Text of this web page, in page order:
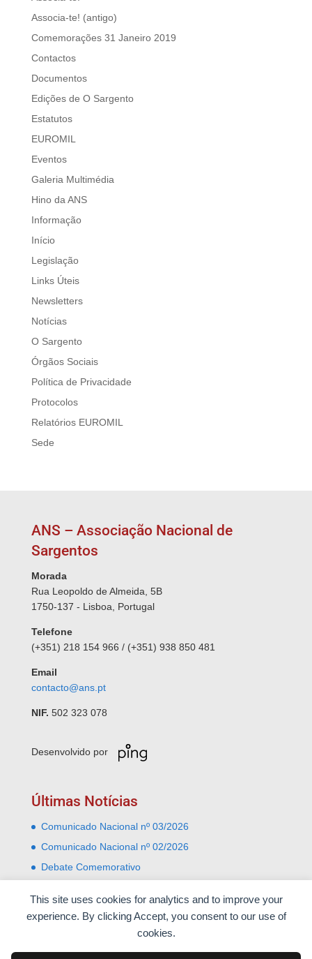
This site uses cookies for analytics and to improve your
experience. By clicking Accept, you consent to our use of
cookies.
Associa-te! (antigo)
Comemorações 31 Janeiro 2019
Contactos
Documentos
Edições de O Sargento
Estatutos
EUROMIL
Eventos
Galeria Multimédia
Hino da ANS
Informação
Início
Legislação
Links Úteis
Newsletters
Notícias
O Sargento
Órgãos Sociais
Política de Privacidade
Protocolos
Relatórios EUROMIL
Sede
ANS – Associação Nacional de
Sargentos
Morada
Rua Leopoldo de Almeida, 5B
1750-137 - Lisboa, Portugal
Telefone
(+351) 218 154 966 / (+351) 938 850 481
Email
contacto@ans.pt
NIF. 502 323 078
Desenvolvido por
Últimas Notícias
Comunicado Nacional nº 03/2026
Comunicado Nacional nº 02/2026
Debate Comemorativo
Almoço comemorativo do 52º aniversário do 25 de
Abril